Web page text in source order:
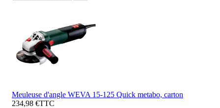
Meuleuse d'angle WEVA 15-125 Quick metabo, carton
234,98 €TTC